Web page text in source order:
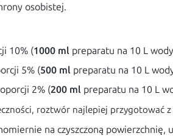
osobistej.
10% (1000 ml preparatu na 10 L
5% (500 ml preparatu na 10 L
2% (200 ml preparatu na 10 L
roztwór najlepiej przygotować
na czyszczoną powierzchnię,